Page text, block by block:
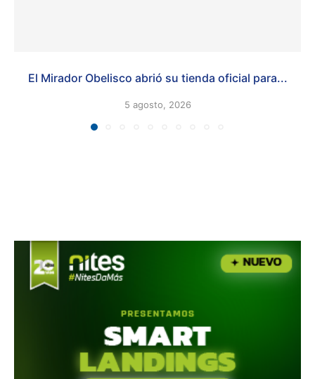
El Mirador Obelisco abrió su tienda oficial para...
5 agosto, 2026